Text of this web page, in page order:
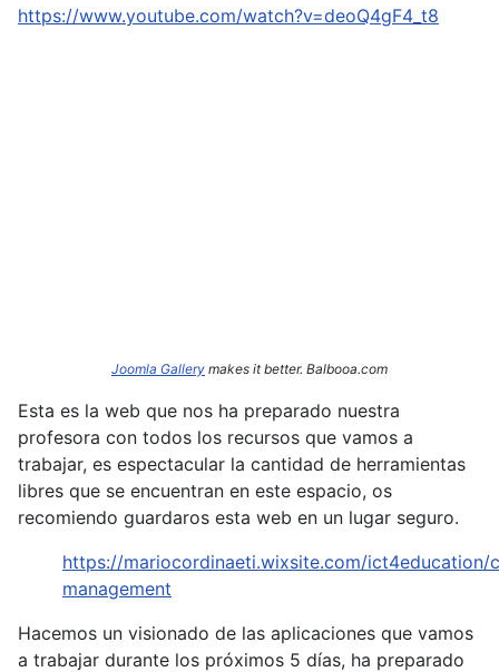
https://www.youtube.com/watch?v=deoQ4gF4_t8
Joomla Gallery makes it better. Balbooa.com
Esta es la web que nos ha preparado nuestra
profesora con todos los recursos que vamos a
trabajar, es espectacular la cantidad de herramientas
libres que se encuentran en este espacio, os
recomiendo guardaros esta web en un lugar seguro.
https://mariocordinaeti.wixsite.com/ict4education/
management
Hacemos un visionado de las aplicaciones que vamos
a trabajar durante los próximos 5 días, ha preparado